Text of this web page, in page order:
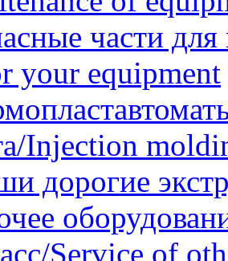
части для
your equipment
Injection
дорогие
Service of